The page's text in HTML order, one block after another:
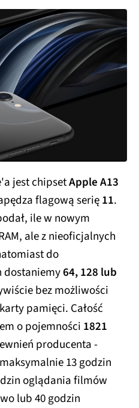
jest chipsetApple A13
flagową serię11.
ile w nowym
ale z nieoficjalnych
do
dostaniemy64, 128 lub
bez możliwości
pamięci. Całość
o pojemności 1821
producenta -
13 godzin
oglądania filmów
lub 40 godzin